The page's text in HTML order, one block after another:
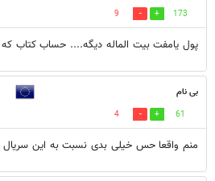
173
9
پول یامفت بیت الماله دیگه.... حساب کتاب که
بی نام
61
4
منم واقعا حس خیلی بدی نسبت به این